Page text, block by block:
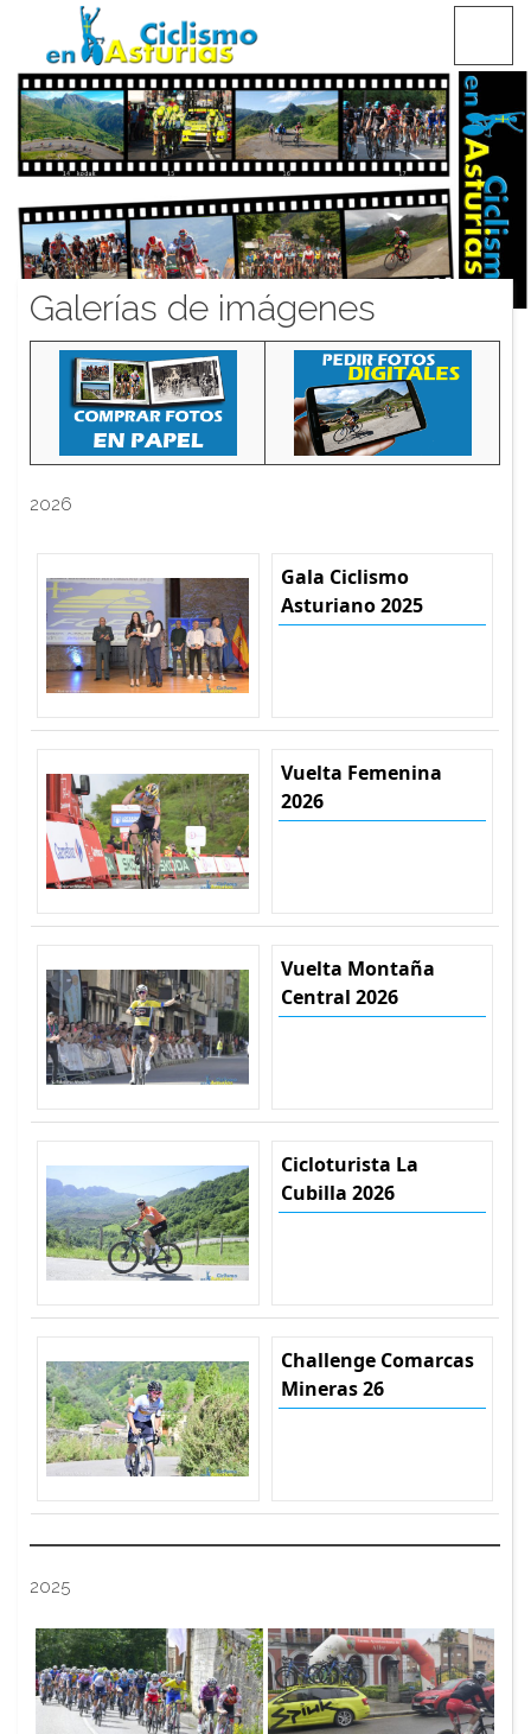
CICLISMO EN ASTURIAS
Galerías de imágenes
2026
Gala Ciclismo
Asturiano 2025
Vuelta Femenina
2026
Vuelta Montaña
Central 2026
Cicloturista La
Cubilla 2026
Challenge Comarcas
Mineras 26
2025